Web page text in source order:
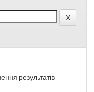
результатів